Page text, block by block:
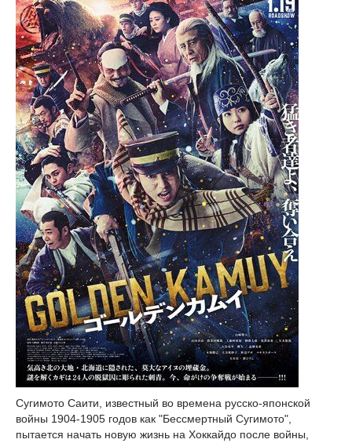
Сугимото Саити, известный во времена русско-японской
войны 1904-1905 годов как "Бессмертный Сугимото",
пытается начать новую жизнь на Хоккайдо после войны,